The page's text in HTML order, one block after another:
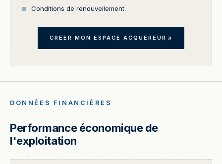
Conditions de renouvellement
CRÉER MON ESPACE ACQUÉREUR
DONNÉES FINANCIÈRES
Performance économique de
l'exploitation